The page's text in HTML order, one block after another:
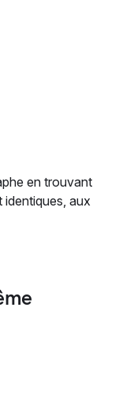
en trouvant
identiques, aux